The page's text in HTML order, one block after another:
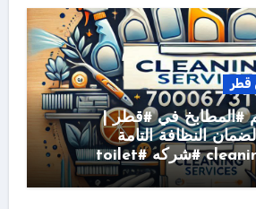
قطر
#المطابخ في #قطر |
النظافة التامة